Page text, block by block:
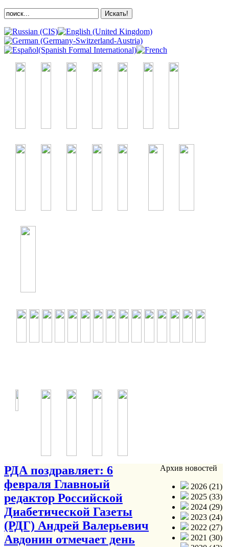
РДА поздравляет: 6
февраля Главноый
редактор Российской
Диабетической Газеты
(РДГ) Андрей Валерьевич
Авдонин отмечает день
Архив новостей
2026 (21)
2025 (33)
2024 (29)
2023 (24)
2022 (27)
2021 (30)